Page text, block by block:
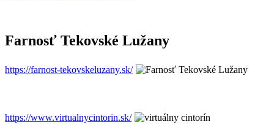
Farnosť Tekovské Lužany
https://farnost-tekovskeluzany.sk/
https://www.virtualnycintorin.sk/